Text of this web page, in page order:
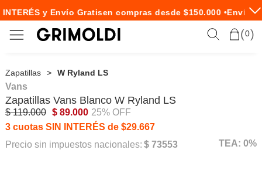
y Envío Gratisen compras desde $150.000 • Envío
0
Zapatillas W Ryland LS
Vans
Zapatillas Vans Blanco W Ryland LS
$ 119.000 $ 89.000 25% OFF
3 cuotas SIN INTERÉS de $29.667
Precio sin impuestos nacionales: $ 73553 TEA: 0%